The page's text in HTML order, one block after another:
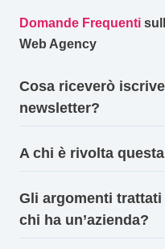
Domande Frequenti
Web Agency
Cosa riceverò
newsletter?
A chi è rivolta
Gli argomenti
chi ha un’azienda?